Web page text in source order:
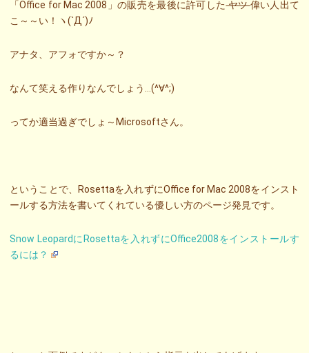
「Office for Mac 2008」の販売を最後に許可したヤツ偉い人出て
こ～～い！ヽ(`Д´)ﾉ
アナタ、アフォですか～？
なんて笑える作りなんでしょう…(^∀^;)
ってか適当過ぎでしょ～Microsoftさん。
ということで、Rosettaを入れずにOffice for Mac 2008をインスト
ールする方法を書いてくれている優しい方のページ発見です。
Snow LeopardにRosettaを入れずにOffice2008をインストールす
るには？